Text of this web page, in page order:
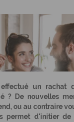
un rachat
? De nouvelles
ou au contraire
permet d'initier de